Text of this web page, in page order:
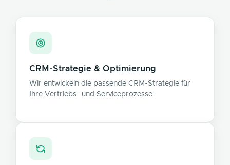
CRM-Strategie & Optimierung
Wir entwickeln die passende CRM-Strategie für
Ihre Vertriebs- und Serviceprozesse.